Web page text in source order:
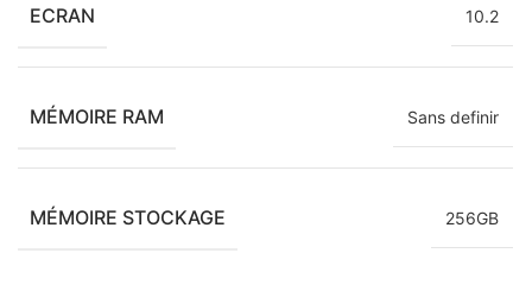
ECRAN 10.2
MÉMOIRE RAM Sans definir
MÉMOIRE STOCKAGE 256GB